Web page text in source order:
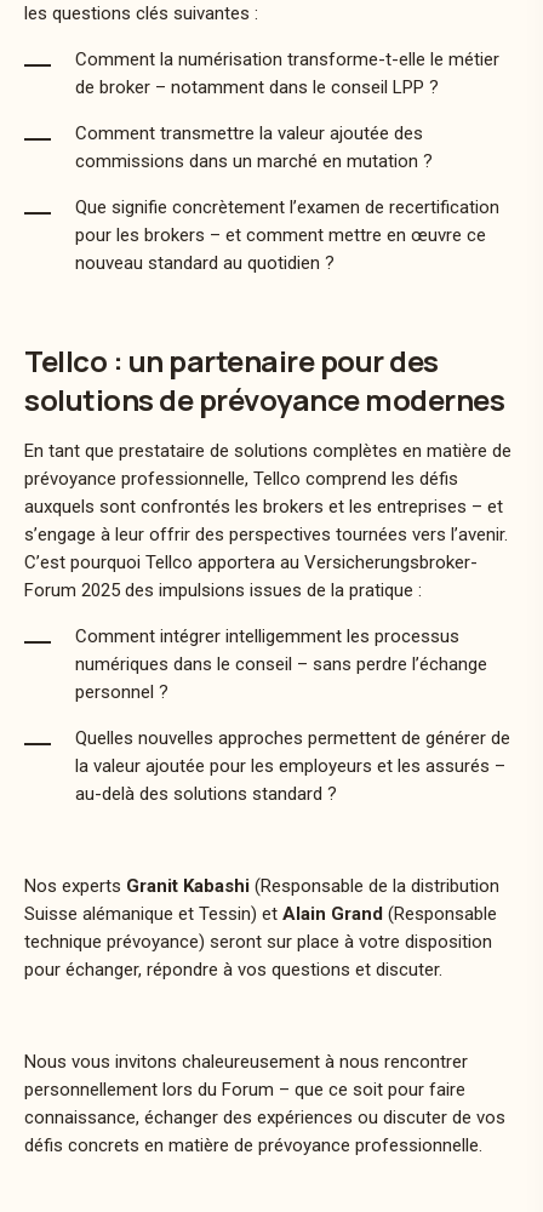
les questions clés suivantes :
Comment la numérisation transforme-t-elle le métier
de broker – notamment dans le conseil LPP ?
Comment transmettre la valeur ajoutée des
commissions dans un marché en mutation ?
Que signifie concrètement l’examen de recertification
pour les brokers – et comment mettre en œuvre ce
nouveau standard au quotidien ?
Tellco : un partenaire pour des
solutions de prévoyance modernes
En tant que prestataire de solutions complètes en matière de
prévoyance professionnelle, Tellco comprend les défis
auxquels sont confrontés les brokers et les entreprises – et
s’engage à leur offrir des perspectives tournées vers l’avenir.
C’est pourquoi Tellco apportera au Versicherungsbroker-
Forum 2025 des impulsions issues de la pratique :
Comment intégrer intelligemment les processus
numériques dans le conseil – sans perdre l’échange
personnel ?
Quelles nouvelles approches permettent de générer de
la valeur ajoutée pour les employeurs et les assurés –
au-delà des solutions standard ?
Nos experts Granit Kabashi (Responsable de la distribution
Suisse alémanique et Tessin) et Alain Grand (Responsable
technique prévoyance) seront sur place à votre disposition
pour échanger, répondre à vos questions et discuter.
Nous vous invitons chaleureusement à nous rencontrer
personnellement lors du Forum – que ce soit pour faire
connaissance, échanger des expériences ou discuter de vos
défis concrets en matière de prévoyance professionnelle.